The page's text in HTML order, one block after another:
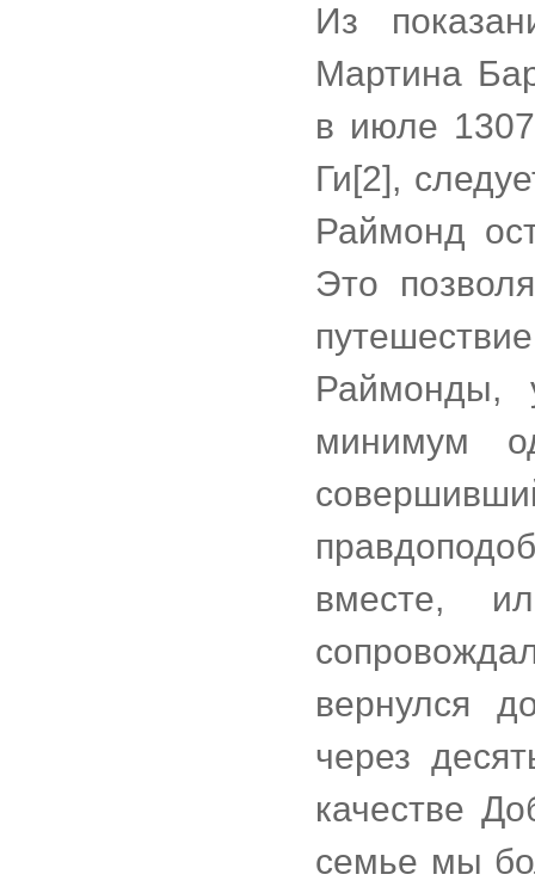
Из
Мартина
в июле
Ги[2],
Раймонд
Это
минимум
вместе,
вернулся
через
качестве
семье мы